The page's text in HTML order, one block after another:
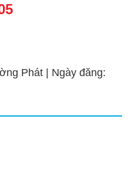
Phát | Ngày đăng: